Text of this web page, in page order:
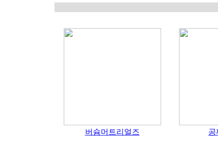
버슘머트리얼즈 공